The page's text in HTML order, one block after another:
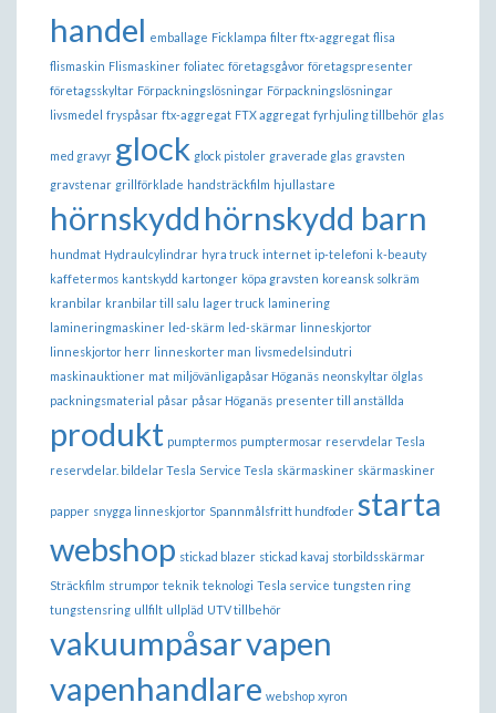
handel emballage Ficklampa filter ftx-aggregat flisa
flismaskin Flismaskiner foliatec företagsgåvor företagspresenter
företagsskyltar Förpackningslösningar Förpackningslösningar
livsmedel fryspåsar ftx-aggregat FTX aggregat fyrhjuling tillbehör glas
med gravyr glock glock pistoler graverade glas gravsten
gravstenar grillförklade handsträckfilm hjullastare
hörnskydd hörnskydd barn
hundmat Hydraulcylindrar hyra truck internet ip-telefoni k-beauty
kaffetermos kantskydd kartonger köpa gravsten koreansk solkräm
kranbilar kranbilar till salu lager truck laminering
lamineringmaskiner led-skärm led-skärmar linneskjortor
linneskjortor herr linneskorter man livsmedelsindutri
maskinauktioner mat miljövänligapåsar Höganäs neonskyltar ölglas
packningsmaterial påsar påsar Höganäs presenter till anställda
produkt pumptermos pumptermosar reservdelar Tesla
reservdelar. bildelar Tesla Service Tesla skärmaskiner skärmaskiner
papper snygga linneskjortor Spannmålsfritt hundfoder starta
webshop stickad blazer stickad kavaj storbildsskärmar
Sträckfilm strumpor teknik teknologi Tesla service tungsten ring
tungstensring ullfilt ullpläd UTV tillbehör
vakuumpåsarvapen
vapenhandlare webshop xyron